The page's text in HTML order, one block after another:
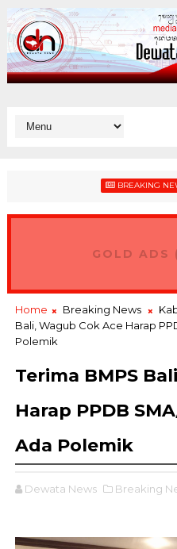
BREAKING NEWS
Pariwisata Disulap Jadi Zona
GOLD ADS
Home Breaking News
Bali, Wagub Cok Ace Harap
Polemik
Terima BMPS
Harap PPDB
Ada Polemik
Dewata News Breaking